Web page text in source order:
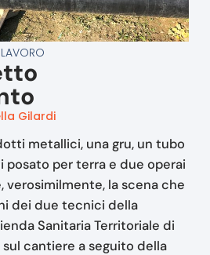
Gilardi
metallici, una gru, un tubo
posato per terra e due operai
verosimilmente, la scena che
dei due tecnici della
Sanitaria Territoriale di
cantiere a seguito della